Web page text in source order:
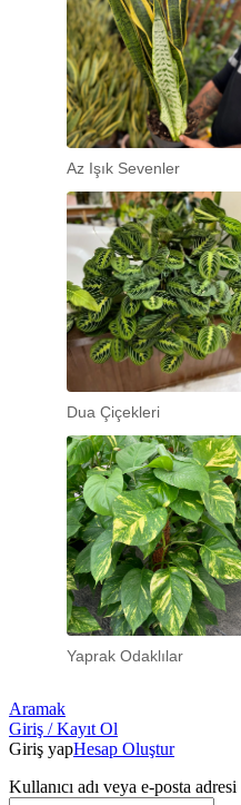
Az Işık Sevenler
Dua Çiçekleri
Yaprak Odaklılar
Aramak
Giriş / Kayıt Ol
Giriş yapHesap Oluştur
Kullanıcı adı veya e-posta adresi